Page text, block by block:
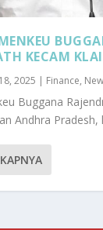
KECAM
2025 | Finance,
Buggana
Andhra Pradesh,